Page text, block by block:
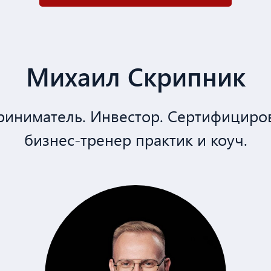
Михаил Скрипник
Инвестор.
бизнес-тренер практик и коуч.